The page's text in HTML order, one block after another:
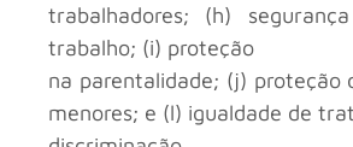
trabalhadores; (h)
trabalho; (i) proteção
na parentalidade; (j) proteção
menores; e (l) igualdade de